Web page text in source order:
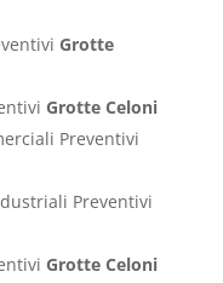
Grotte
Grotte Celoni
Preventivi
Preventivi
Grotte Celoni